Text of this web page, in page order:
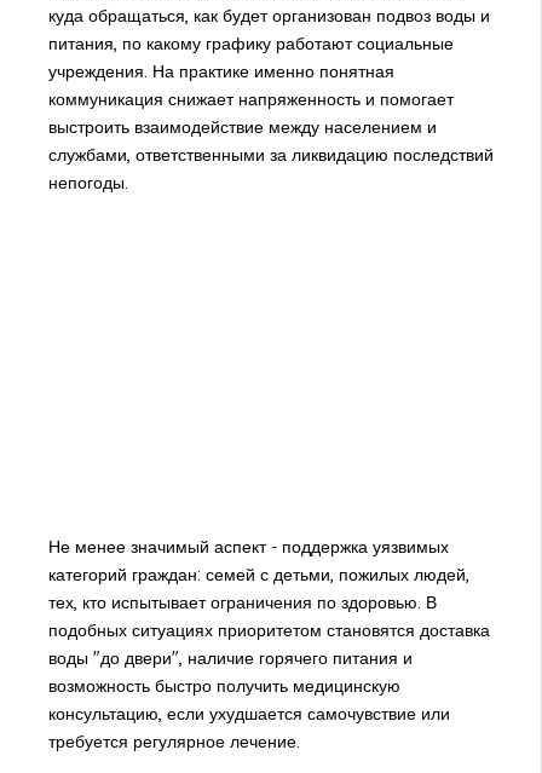
куда обращаться, как будет организован подвоз воды и
питания, по какому графику работают социальные
учреждения. На практике именно понятная
коммуникация снижает напряженность и помогает
выстроить взаимодействие между населением и
службами, ответственными за ликвидацию последствий
непогоды.
Не менее значимый аспект - поддержка уязвимых
категорий граждан: семей с детьми, пожилых людей,
тех, кто испытывает ограничения по здоровью. В
подобных ситуациях приоритетом становятся доставка
воды "до двери", наличие горячего питания и
возможность быстро получить медицинскую
консультацию, если ухудшается самочувствие или
требуется регулярное лечение.